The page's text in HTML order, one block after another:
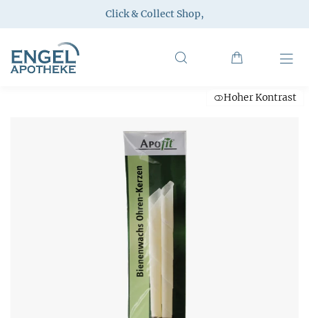
Click & Collect Shop,
Hoher Kontrast